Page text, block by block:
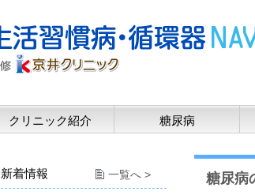
クリニック紹介 糖尿病
糖尿病
新着情報 一覧へ >